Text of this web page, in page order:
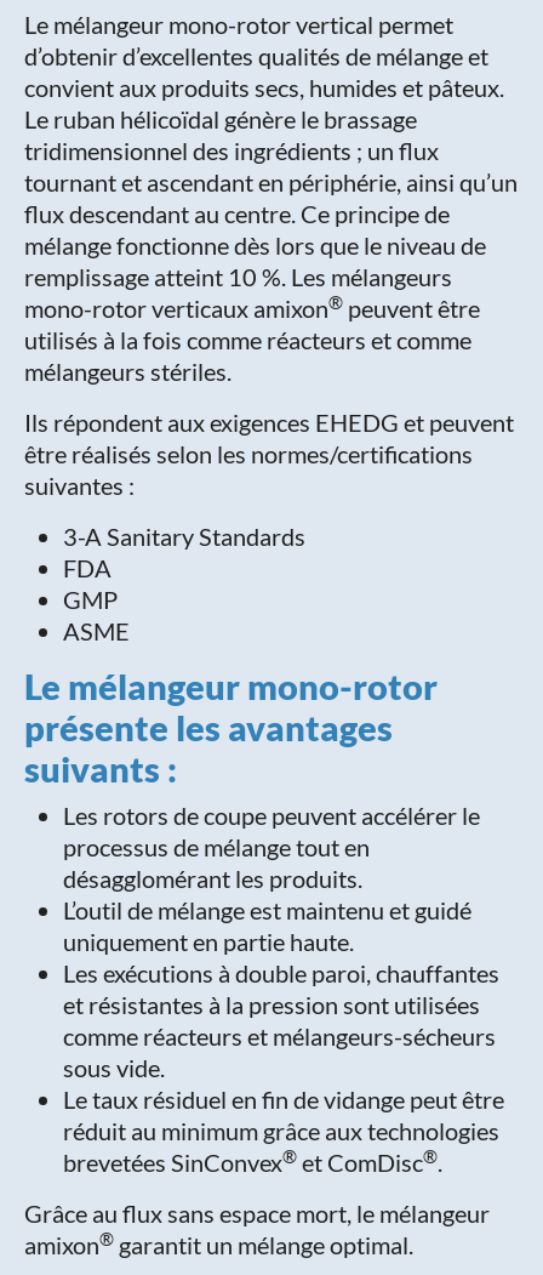
Le mélangeur mono-rotor vertical permet
d’obtenir d’excellentes qualités de mélange et
convient aux produits secs, humides et pâteux.
Le ruban hélicoïdal génère le brassage
tridimensionnel des ingrédients ; un flux
tournant et ascendant en périphérie, ainsi qu’un
flux descendant au centre. Ce principe de
mélange fonctionne dès lors que le niveau de
remplissage atteint 10 %. Les mélangeurs
mono-rotor verticaux amixon® peuvent être
utilisés à la fois comme réacteurs et comme
mélangeurs stériles.
Ils répondent aux exigences EHEDG et peuvent
être réalisés selon les normes/certifications
suivantes :
3-A Sanitary Standards
FDA
GMP
ASME
Le mélangeur mono-rotor
présente les avantages
suivants :
Les rotors de coupe peuvent accélérer le
processus de mélange tout en
désagglomérant les produits.
L’outil de mélange est maintenu et guidé
uniquement en partie haute.
Les exécutions à double paroi, chauffantes
et résistantes à la pression sont utilisées
comme réacteurs et mélangeurs-sécheurs
sous vide.
Le taux résiduel en fin de vidange peut être
réduit au minimum grâce aux technologies
brevetées SinConvex® et ComDisc®.
Grâce au flux sans espace mort, le mélangeur
amixon® garantit un mélange optimal.